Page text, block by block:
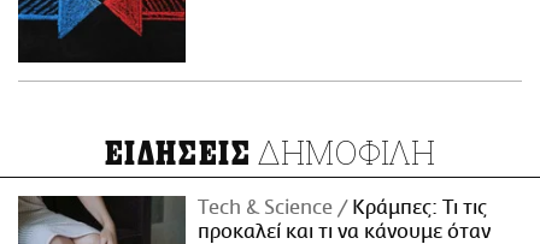
ΕΙΔΗΣΕΙΣ ΔΗΜΟΦΙΛΗ
Τech & Science
Κράμπες: Τι τις
προκαλεί και τι να κάνουμε όταν